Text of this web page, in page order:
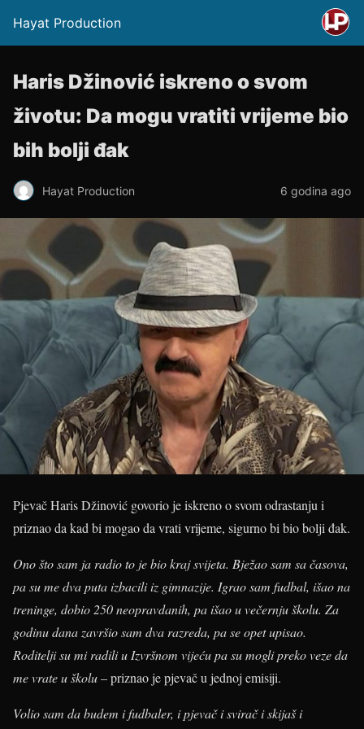
Hayat Production
Haris Džinović iskreno o svom
životu: Da mogu vratiti vrijeme bio
bih bolji đak
Hayat Production 6 godina ago
Pjevač Haris Džinović govorio je iskreno o svom odrastanju i
priznao da kad bi mogao da vrati vrijeme, sigurno bi bio bolji đak.
Ono što sam ja radio to je bio kraj svijeta. Bježao sam sa časova,
pa su me dva puta izbacili iz gimnazije. Igrao sam fudbal, išao na
treninge, dobio 250 neopravdanih, pa išao u večernju školu. Za
godinu dana završio sam dva razreda, pa se opet upisao.
Roditelji su mi radili u Izvršnom vijeću pa su mogli preko veze da
me vrate u školu– priznao je pjevač u jednoj emisiji.
Volio sam da budem i fudbaler, i pjevač i svirač i skijaš i